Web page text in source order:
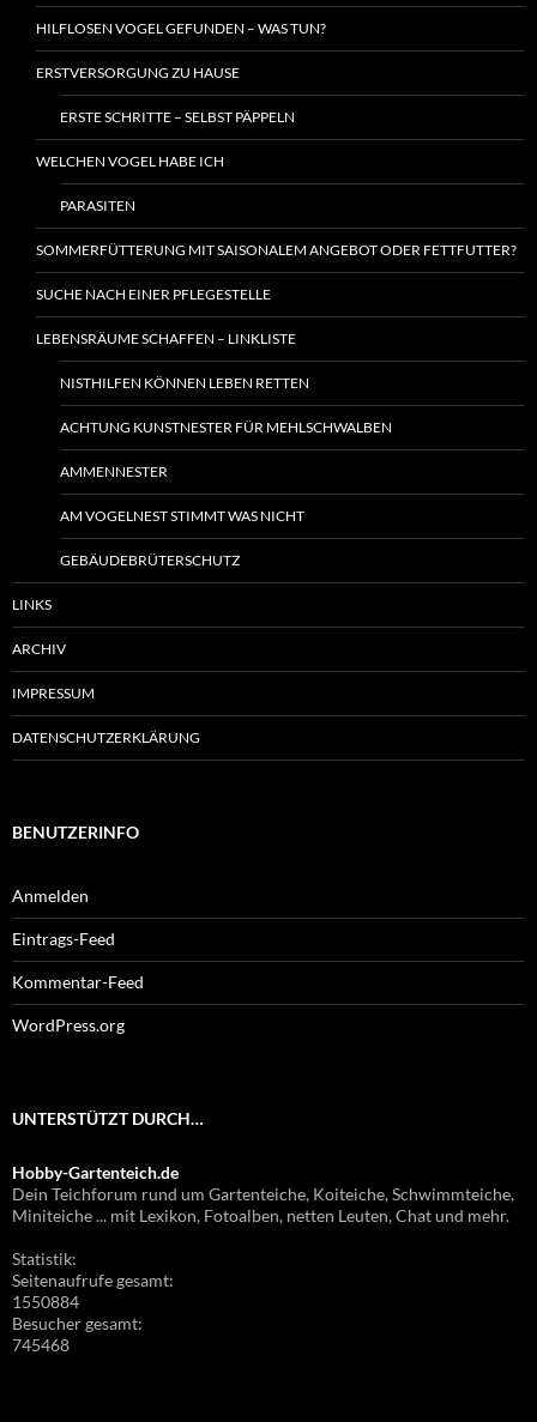
HILFLOSEN VOGEL GEFUNDEN – WAS TUN?
ERSTVERSORGUNG ZU HAUSE
ERSTE SCHRITTE – SELBST PÄPPELN
WELCHEN VOGEL HABE ICH
PARASITEN
SOMMERFÜTTERUNG MIT SAISONALEM ANGEBOT ODER FETTFUTTER?
SUCHE NACH EINER PFLEGESTELLE
LEBENSRÄUME SCHAFFEN – LINKLISTE
NISTHILFEN KÖNNEN LEBEN RETTEN
ACHTUNG KUNSTNESTER FÜR MEHLSCHWALBEN
AMMENNESTER
AM VOGELNEST STIMMT WAS NICHT
GEBÄUDEBRÜTERSCHUTZ
LINKS
ARCHIV
IMPRESSUM
DATENSCHUTZERKLÄRUNG
BENUTZERINFO
Anmelden
Eintrags-Feed
Kommentar-Feed
WordPress.org
UNTERSTÜTZT DURCH…
Hobby-Gartenteich.de
Dein Teichforum rund um Gartenteiche, Koiteiche, Schwimmteiche,
Miniteiche ... mit Lexikon, Fotoalben, netten Leuten, Chat und mehr.
Statistik:
Seitenaufrufe gesamt:
1550884
Besucher gesamt:
745468